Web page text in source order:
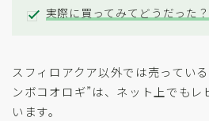
実際に買ってみてどうだった？
スフィロアクア以外では売ってい
ンボコオロギ”は、ネット上でも
います。